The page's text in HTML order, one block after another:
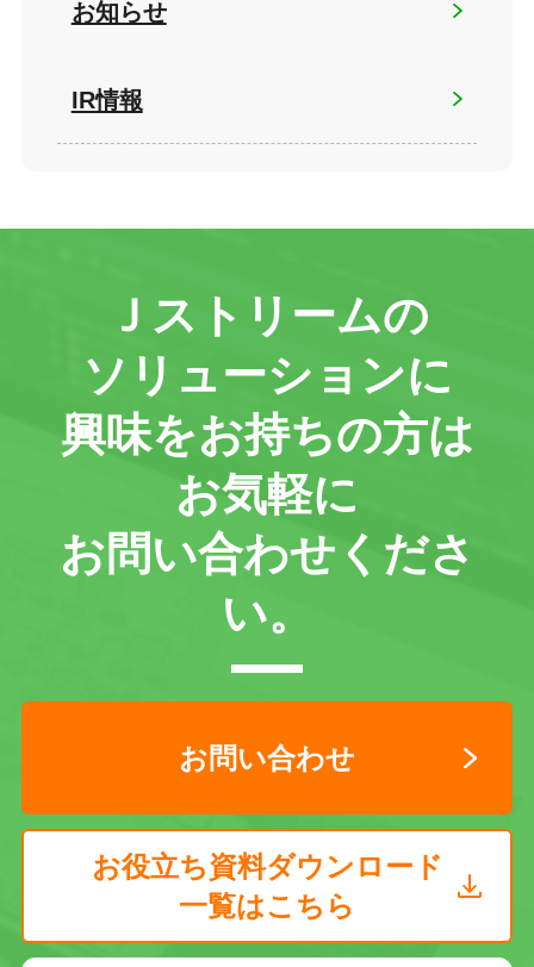
お知らせ
IR情報
Ｊストリームの
ソリューションに
興味をお持ちの方は
お気軽に
お問い合わせくださ
い。
お問い合わせ
お役立ち資料ダウンロード
一覧はこちら